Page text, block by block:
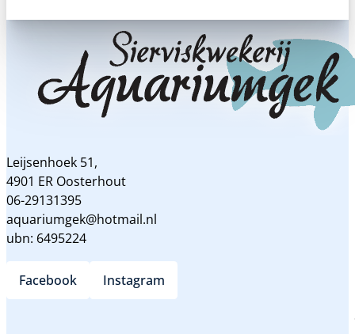
Leijsenhoek 51,
4901 ER Oosterhout
06-29131395
aquariumgek@hotmail.nl
ubn: 6495224
Facebook Instagram